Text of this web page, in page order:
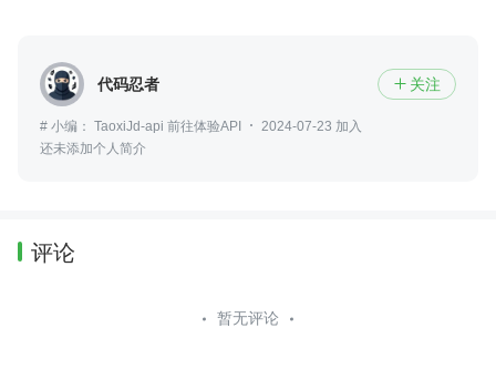
代码忍者  关注
# 小编： TaoxiJd-api 前往体验API
2024-07-23 加入
还未添加个人简介
评论
暂无评论